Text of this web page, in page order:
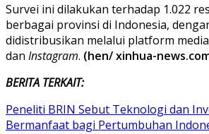
Survei ini dilakukan terhadap 1.022
berbagai provinsi di Indonesia,
didistribusikan melalui platform
dan Instagram. (hen/ xinhua-
BERITA TERKAIT:
Peneliti BRIN Sebut Teknologi dan
Bermanfaat bagi Pertumbuhan